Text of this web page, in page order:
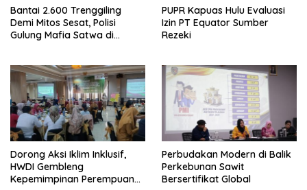
Bantai 2.600 Trenggiling
Demi Mitos Sesat, Polisi
Gulung Mafia Satwa di
PUPR Kapuas Hulu Evaluasi
Izin PT Equator Sumber
Rezeki
Dorong Aksi Iklim Inklusif,
HWDI Gembleng
Kepemimpinan Perempuan
Perbudakan Modern di Balik
Perkebunan Sawit
Bersertifikat Global